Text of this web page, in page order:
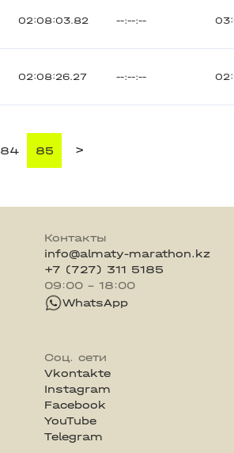
02:08:03.82 --:--:--
02:08:26.27 --:--:--
84 85 >
Контакты
info@almaty-marathon.kz
+7 (727) 311 5185
09:00 - 18:00
WhatsApp
Соц. сети
Vkontakte
Instagram
Facebook
YouTube
Telegram